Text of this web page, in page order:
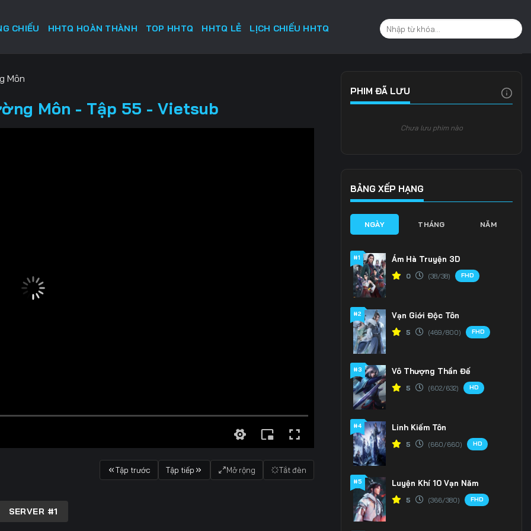
CHIẾU HHTQ HOÀN THÀNH TOP HHTQ HHTQ LẺ LỊCH CHIẾU HHTQ
Môn
Môn - Tập 55 - Vietsub
Tập trước Tập tiếp Mở rộng Tắt đèn
SERVER #1
PHIM ĐÃ LƯU
Chưa lưu phim nào
BẢNG XẾP HẠNG
NGÀY THÁNG NĂM
#1 Ám Hà Truyện 3D
0 (38/38) FHD
#2 Vạn Giới Độc Tôn
5 (469/800) FHD
#3 Vô Thượng Thần Đế
5 (602/632) HD
#4 Linh Kiếm Tôn
5 (660/660) HD
#5 Luyện Khí 10 Vạn Năm
5 (366/380) FHD